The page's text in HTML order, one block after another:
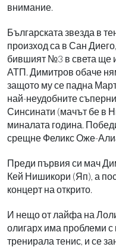
внимание.
Българската звезда в
произход са в Сан
бившият №3 в света ще
АТП. Димитров обаче
защото му се падна
най-неудобните
Синсинати (мачът бе в
миналата година.
срещне Феликс Оже-
Преди първия си мач
Кей Нишикори (Яп), а
концерт на открито.
И нещо от лайфа на
олигарх има проблеми с
тренирала тенис, и се